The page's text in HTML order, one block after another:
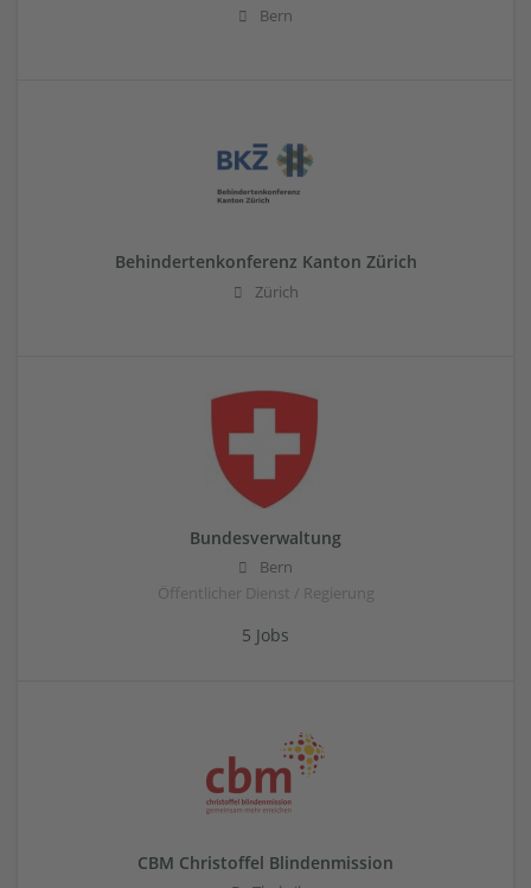
Bern
Behindertenkonferenz Kanton Zürich
Zürich
Bundesverwaltung
Bern
Öffentlicher Dienst / Regierung
5 Jobs
CBM Christoffel Blindenmission